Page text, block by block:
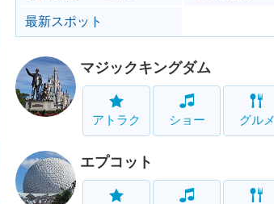
最新スポット
マジックキングダム
アトラク ショー グルメ
エプコット